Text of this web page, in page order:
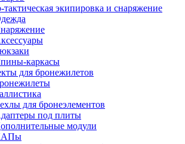
экипировка и снаряжение
каркасы
для бронежилетов
для бронеэлементов
под плиты
модули